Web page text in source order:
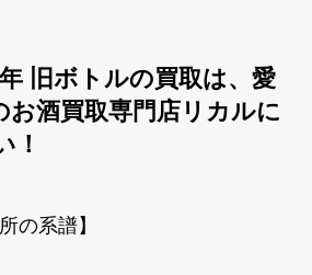
旧ボトルの買取は、愛
お酒買取専門店リカルに
！
の系譜】